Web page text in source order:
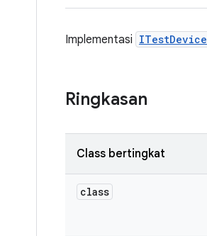
Implementasi ITestDevice
Ringkasan
Class bertingkat
class